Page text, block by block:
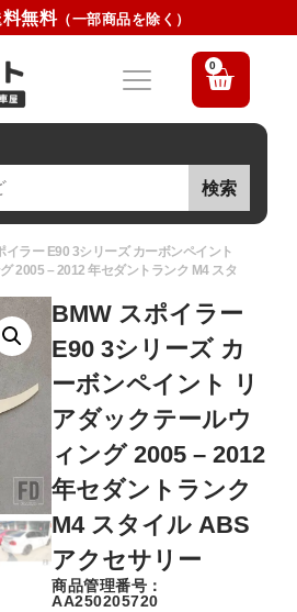
無料（一部商品を除く）
0
検索
イラー E90 3シリーズ カーボンペイント
2005 – 2012 年セダントランク M4 スタ
BMW スポイラー
E90 3シリーズ カ
ーボンペイント リ
アダックテールウ
ィング 2005 – 2012
年セダントランク
M4 スタイル ABS
アクセサリー
商品管理番号：
AA250205720